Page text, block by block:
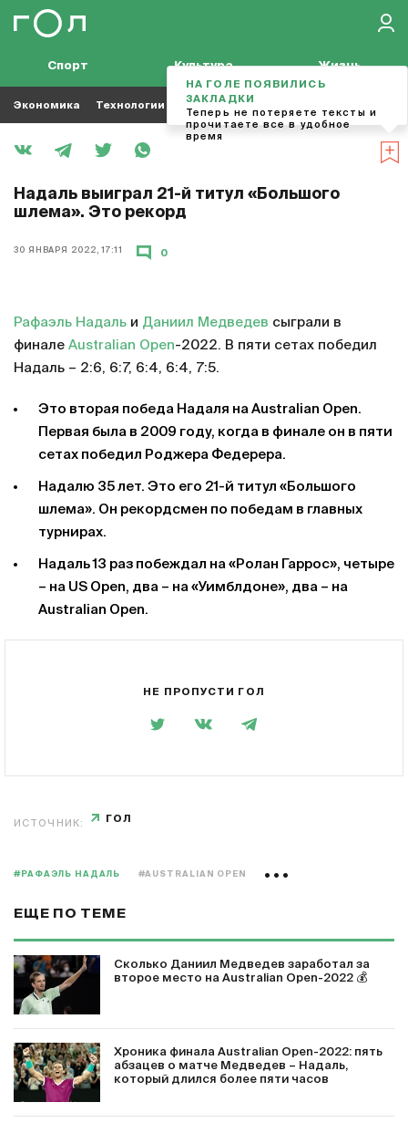
Спорт Культура Жизнь
Экономика Технологии Кино Футбол
Надаль выиграл 21-й титул «Большого
шлема». Это рекорд
30 ЯНВАРЯ 2022, 17:11 0
Рафаэль Надаль и Даниил Медведев сыграли в
финале Australian Open-2022. В пяти сетах победил
Надаль – 2:6, 6:7, 6:4, 6:4, 7:5.
Это вторая победа Надаля на Australian Open.
Первая была в 2009 году, когда в финале он в пяти
сетах победил Роджера Федерера.
Надалю 35 лет. Это его 21-й титул «Большого
шлема». Он рекордсмен по победам в главных
турнирах.
Надаль 13 раз побеждал на «Ролан Гаррос», четыре
– на US Open, два – на «Уимблдоне», два – на
Australian Open.
НЕ ПРОПУСТИ ГОЛ
ИСТОЧНИК: ГОЛ
#РАФАЭЛЬ НАДАЛЬ #AUSTRALIAN OPEN
ЕЩЕ ПО ТЕМЕ
Сколько Даниил Медведев заработал за
второе место на Australian Open-2022 💰
Хроника финала Australian Open-2022: пять
абзацев о матче Медведев – Надаль,
который длился более пяти часов
НА ГОЛЕ ПОЯВИЛИСЬ
ЗАКЛАДКИ
Теперь не потеряете тексты и
прочитаете все в удобное
время